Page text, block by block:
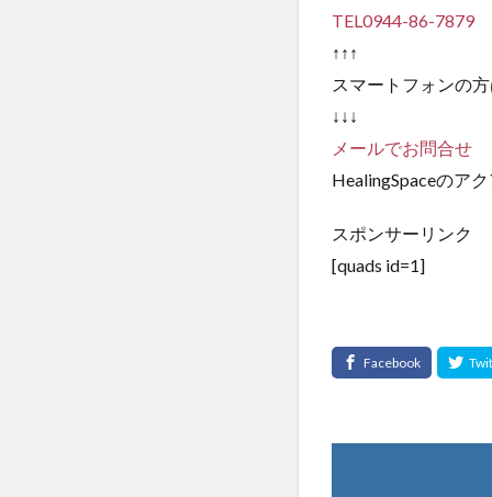
TEL0944-86-7879
↑↑↑
スマートフォンの
↓↓↓
メールでお問合せ
HealingSpaceのア
スポンサーリンク
[quads id=1]